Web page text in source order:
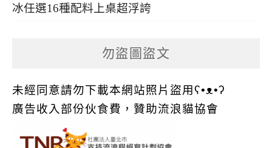
冰任選16種配料上桌超浮誇
勿盜圖盜文
未經同意請勿下載本網站照片盜用ʕ•ᴥ•ʔ
廣告收入部份伙食費，贊助流浪貓協會